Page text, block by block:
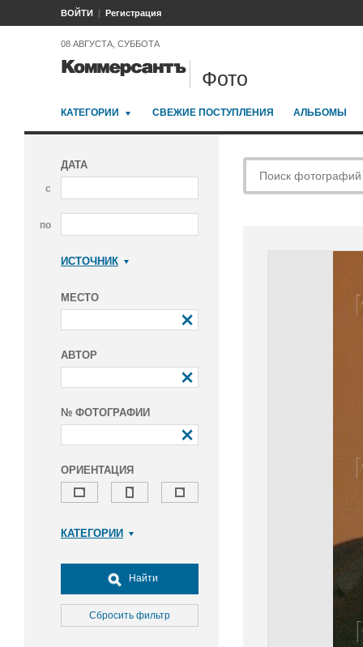
ВОЙТИ Регистрация
08 АВГУСТА, СУББОТА
Фото
КАТЕГОРИИ СВЕЖИЕ ПОСТУПЛЕНИЯ АЛЬБОМЫ
ДАТА
с
по
ИСТОЧНИК
МЕСТО
АВТОР
№ ФОТОГРАФИИ
ОРИЕНТАЦИЯ
КАТЕГОРИИ
Досуг, туризм и отдых
Культура
Медицина
Найти
Сбросить фильтр